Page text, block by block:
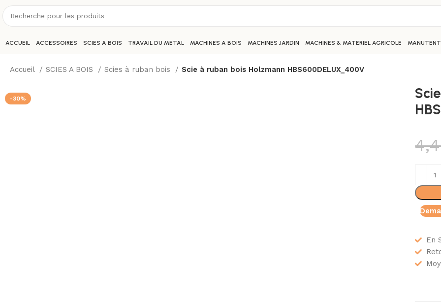
ACCUEIL ACCESSOIRES SCIES A BOIS TRAVAIL DU METAL MACHINES A BOIS MACHINES JARDIN MACHINES & MATERIEL AGRICOLE
Accueil SCIES A BOIS Scies à ruban bois Scie à ruban bois Holzmann HBS600DELUX_400V
-30%
En